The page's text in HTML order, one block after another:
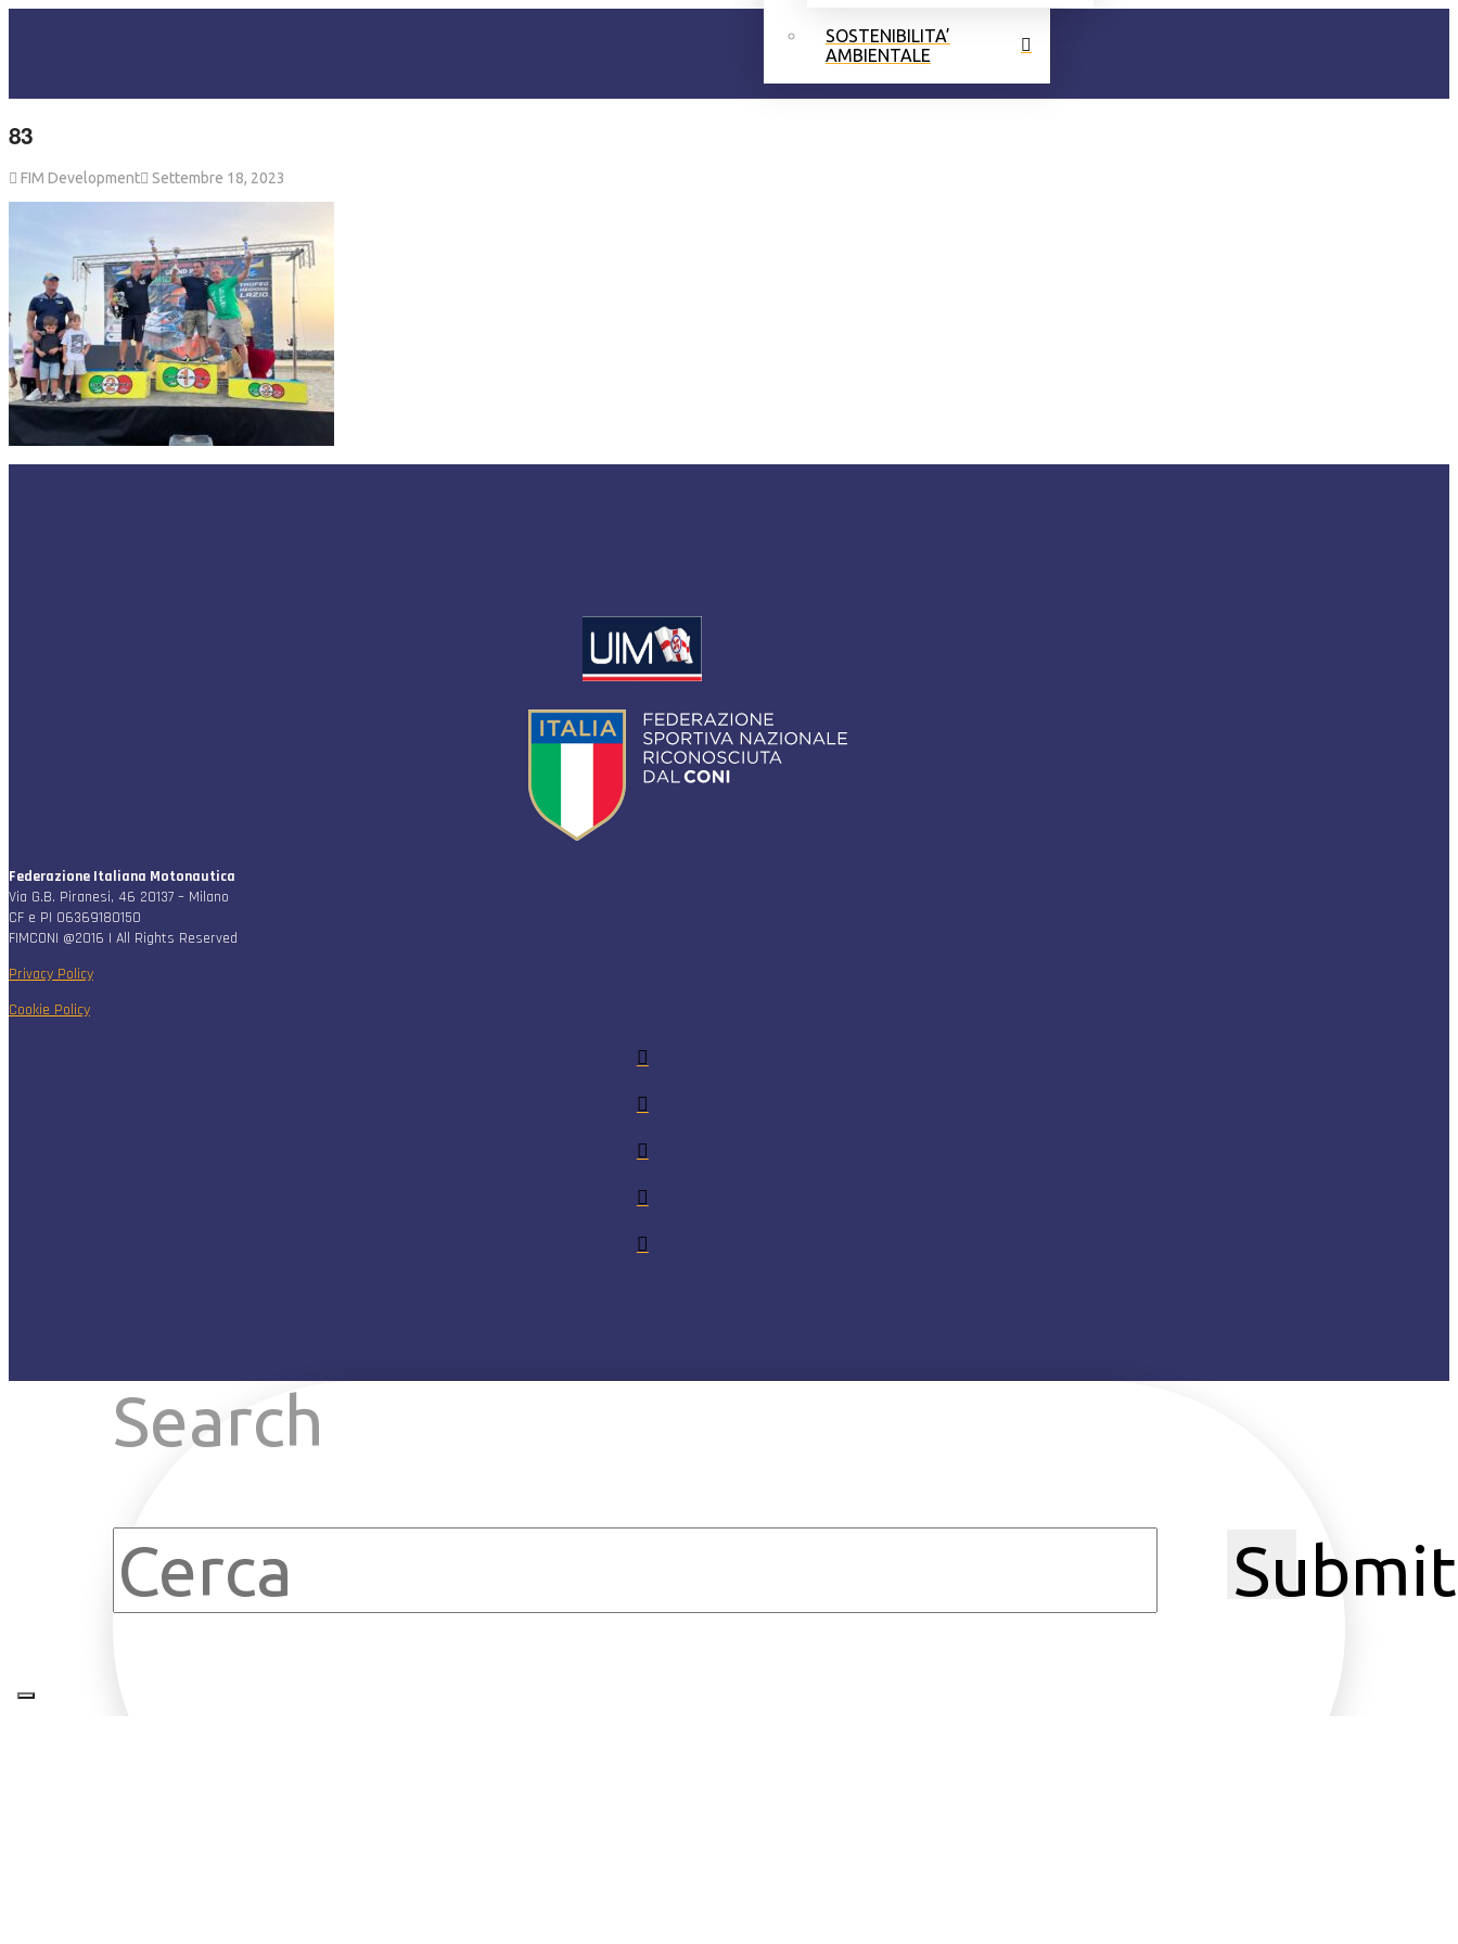
SOSTENIBILITA’
AMBIENTALE
83
FIM Development Settembre 18, 2023
Federazione Italiana Motonautica
Via G.B. Piranesi, 46 20137 – Milano
CF e PI 06369180150
FIMCONI @2016 | All Rights Reserved
Privacy Policy
Cookie Policy
Search
Submit